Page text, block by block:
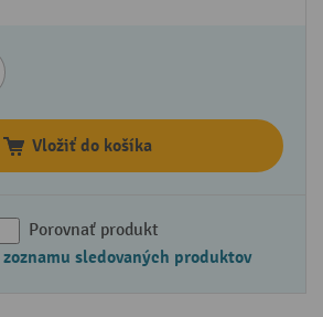
Vložiť do košíka
Porovnať produkt
sledovaných produktov